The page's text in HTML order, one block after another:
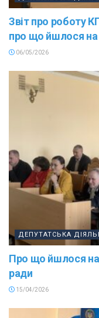
Звіт про роботу
про що йшлося на
06/05/2026
ДЕПУТАТСЬКА
Про що йшлося на
ради
15/04/2026